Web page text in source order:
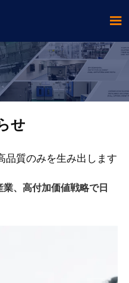

せ
品質のみを生み出します
、高付加価値戦略で日